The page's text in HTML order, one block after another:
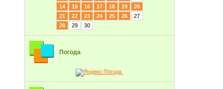
14
15 16 17 18 19
20
21
22 23 24 25 26
27
28
29 30
Погода